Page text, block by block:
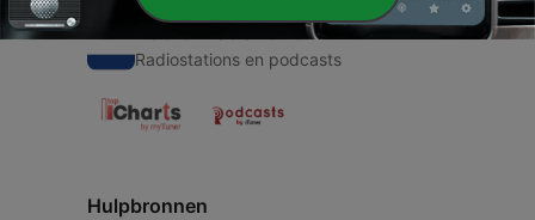
Radiostations en podcasts
Hulpbronnen